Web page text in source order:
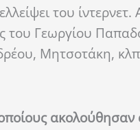
του ίντερνετ.
του Γεωργίου
Μητσοτάκη,
ακολούθησαν